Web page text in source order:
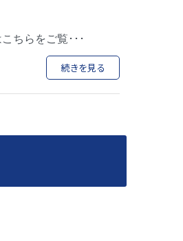
ちらをご覧･･･
続きを見る